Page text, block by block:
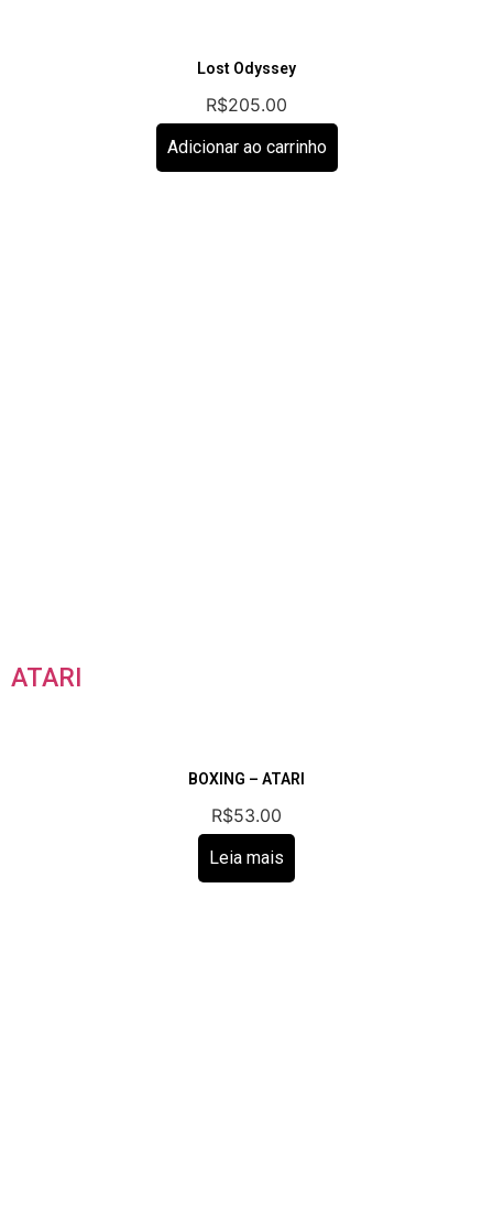
Lost Odyssey
R$205.00
Adicionar ao carrinho
ATARI
BOXING – ATARI
R$53.00
Leia mais